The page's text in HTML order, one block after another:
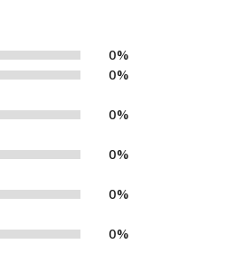
0%
0%
0%
0%
0%
0%